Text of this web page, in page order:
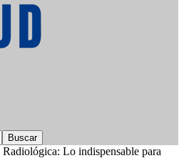
Lo indispensable para